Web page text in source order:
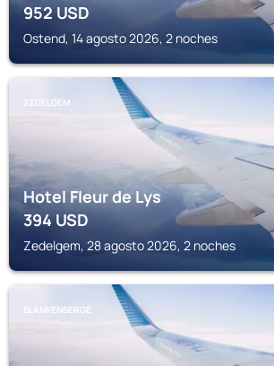
952USD
Ostend, 14 agosto 2026, 2 noches
ZEDELGEM
Hotel Fleur de Lys
394USD
Zedelgem, 28 agosto 2026, 2 noches
BLANKENBERGE